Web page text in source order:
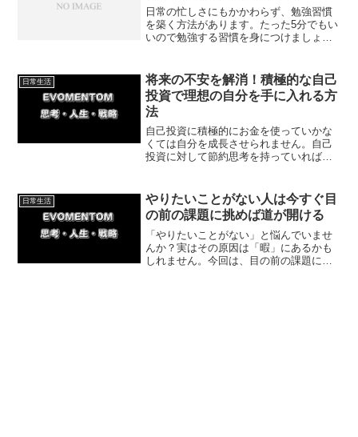
日常の忙しさにもかかわらず、勉強習慣
を築く方法があります。たった5分でもい
いので勉強する習慣を身につけましょ
紹介します。
日常生活
将来の不安を解消！積極的な自己
投資で理想の自分を手に入れる方
法
自己投資に積極的にお金を使っていかな
くては自分を成長させられません。自己
投資に対して節約思考を持っていれば周
ットについて紹介していきます。
日常生活
やりたいことがない人は今すぐ目
の前の課題に挑めば道が開ける
「やりたいことがない」と悩んでいませ
んか？実はその原因は「暇」にあるかも
しれません。今回は、目の前の課題に必